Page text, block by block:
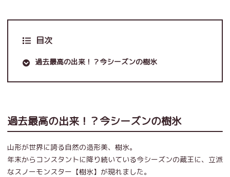
目次
過去最高の出来！？今シーズンの樹氷
過去最高の出来！？今シーズンの樹氷
山形が世界に誇る自然の造形美、樹氷。
年末からコンスタントに降り続いている今シーズンの蔵王に、立派
なスノーモンスター【樹氷】が現れました。